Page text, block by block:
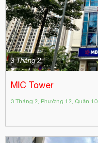
3 Tháng 2
MIC Tower
3 Tháng 2, Phường 12, Quận 10